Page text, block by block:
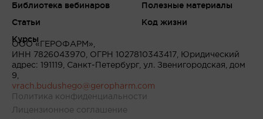
Библиотека вебинаров
Статьи
Курсы
Полезные материалы
Код жизни
ООО «ГЕРОФАРМ»,
ИНН 7826043970, ОГРН 1027810343417, Юридический
адрес: 191119, Санкт-Петербург, ул. Звенигородская, дом
9,
vrach.budushego@geropharm.com
Политика конфиденциальности
Лицензионное соглашение